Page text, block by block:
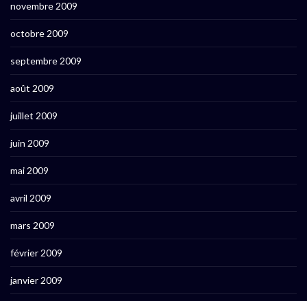
novembre 2009
octobre 2009
septembre 2009
août 2009
juillet 2009
juin 2009
mai 2009
avril 2009
mars 2009
février 2009
janvier 2009